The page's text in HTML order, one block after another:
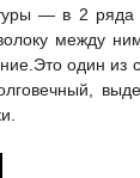
— в 2
между
один